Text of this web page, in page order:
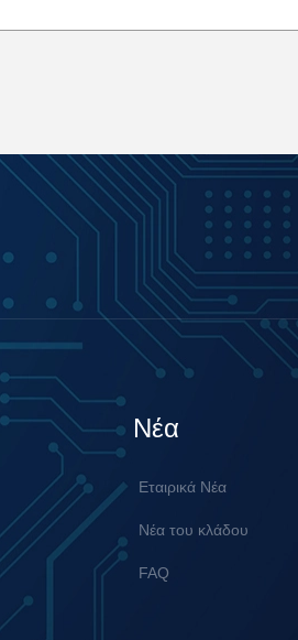
Νέα
Εταιρικά Νέα
Νέα του κλάδου
FAQ